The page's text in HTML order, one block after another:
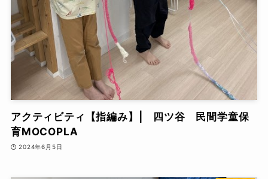
アクティビティ【指編み】| 四ツ谷 民間学童保
育MOCOPLA
2024年6月5日